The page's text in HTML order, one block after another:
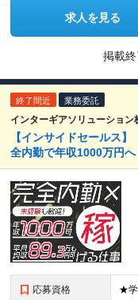
求人を見る
掲載終
終了間近 業務委託
インターギアソリューション
【インサイドセールス
全内勤で年収1000万円へ
応募資格